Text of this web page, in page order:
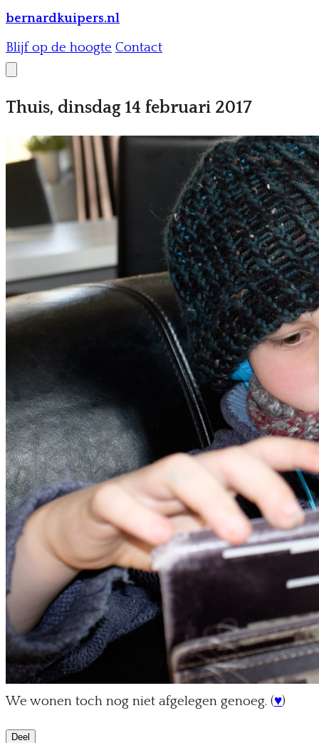
bernardkuipers.nl
Blijf op de hoogte Contact
Thuis, dinsdag 14 februari 2017
We wonen toch nog niet afgelegen genoeg. (♥)
Deel